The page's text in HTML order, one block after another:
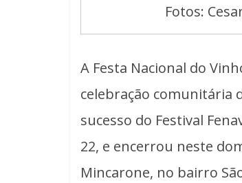
Fotos:
A Festa Nacional do
celebração comunitária
sucesso do Festival
22, e encerrou neste
Mincarone, no bairro